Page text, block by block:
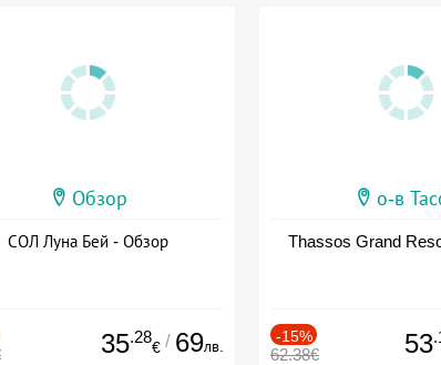
Обзор
СОЛ Луна Бей - Обзор
35.28
€ / 69лв.
о-в
Thassos Grand
-15%
62.38€ 53